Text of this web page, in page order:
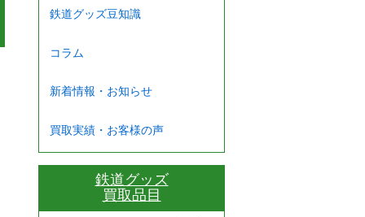
鉄道グッズ豆知識
コラム
新着情報・お知らせ
買取実績・お客様の声
鉄道グッズ
買取品目